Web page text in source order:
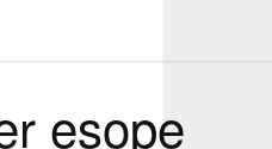
esope